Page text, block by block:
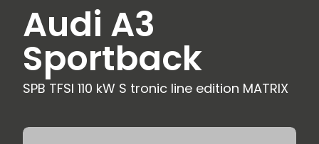
Audi A3
Sportback
SPB TFSI 110 kW S tronic line edition MATRIX